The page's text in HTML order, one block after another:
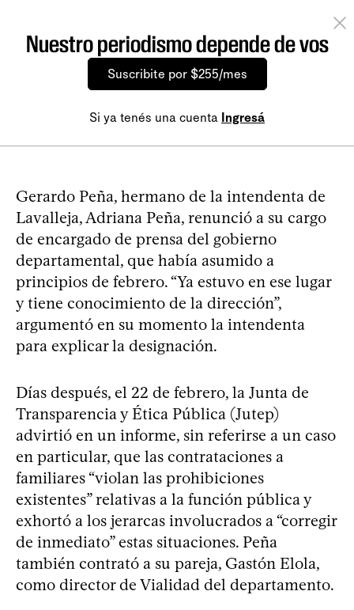
Nuestro periodismo depende de vos
Suscribite por $255/mes
Si ya tenés una cuenta Ingresá
Gerardo Peña, hermano de la intendenta de
Lavalleja, Adriana Peña, renunció a su cargo
de encargado de prensa del gobierno
departamental, que había asumido a
principios de febrero. “Ya estuvo en ese lugar
y tiene conocimiento de la dirección”,
argumentó en su momento la intendenta
para explicar la designación.
Días después, el 22 de febrero, la Junta de
Transparencia y Ética Pública (Jutep)
advirtió en un informe, sin referirse a un caso
en particular, que las contrataciones a
familiares “violan las prohibiciones
existentes” relativas a la función pública y
exhortó a los jerarcas involucrados a “corregir
de inmediato” estas situaciones. Peña
también contrató a su pareja, Gastón Elola,
como director de Vialidad del departamento.